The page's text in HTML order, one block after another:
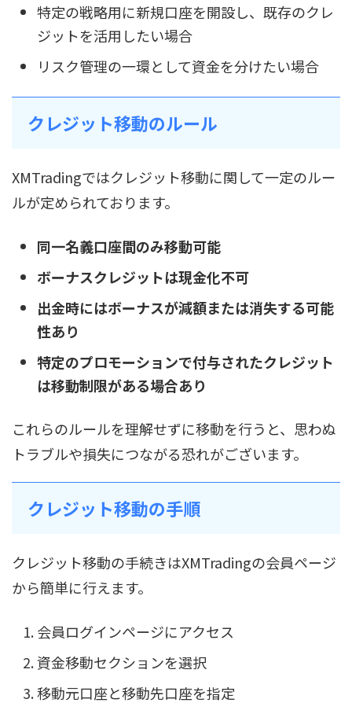
特定の戦略用に新規口座を開設し、既存のクレ
ジットを活用したい場合
リスク管理の一環として資金を分けたい場合
クレジット移動のルール
XMTradingではクレジット移動に関して一定のルー
ルが定められております。
同一名義口座間のみ移動可能
ボーナスクレジットは現金化不可
出金時にはボーナスが減額または消失する可能
性あり
特定のプロモーションで付与されたクレジット
は移動制限がある場合あり
これらのルールを理解せずに移動を行うと、思わぬ
トラブルや損失につながる恐れがございます。
クレジット移動の手順
クレジット移動の手続きはXMTradingの会員ページ
から簡単に行えます。
会員ログインページにアクセス
資金移動セクションを選択
移動元口座と移動先口座を指定